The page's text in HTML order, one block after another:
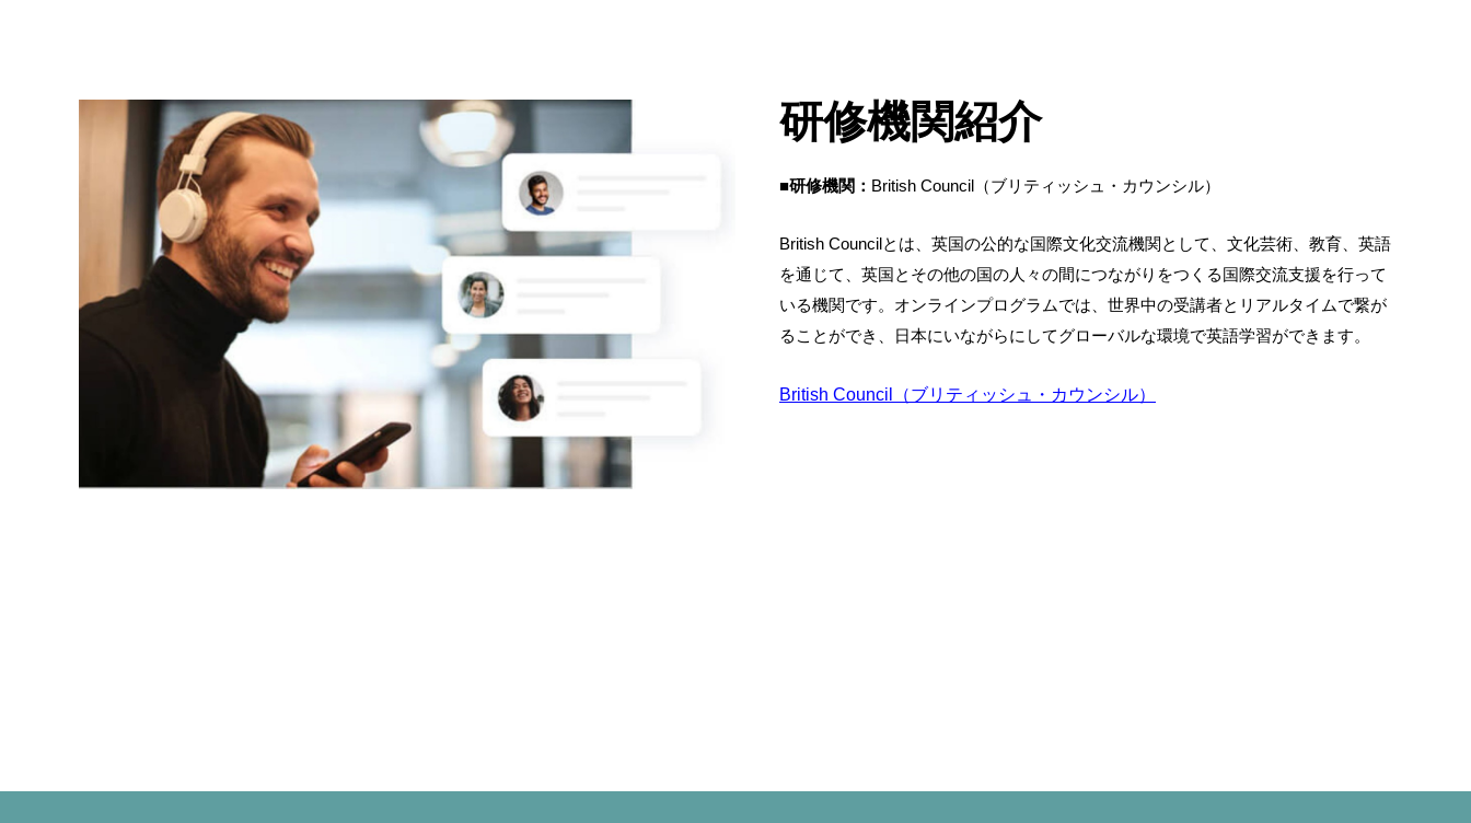
研修機関紹介
■研修機関： British Council（ブリティッシュ・カウンシル）
British Councilとは、英国の公的な国際文化交流機関として、文化芸術、教育、英語
を通じて、英国とその他の国の人々の間につながりをつくる国際交流支援を行って
いる機関です。オンラインプログラムでは、世界中の受講者とリアルタイムで繋が
ることができ、日本にいながらにしてグローバルな環境で英語学習ができます。
British Council（ブリティッシュ・カウンシル）